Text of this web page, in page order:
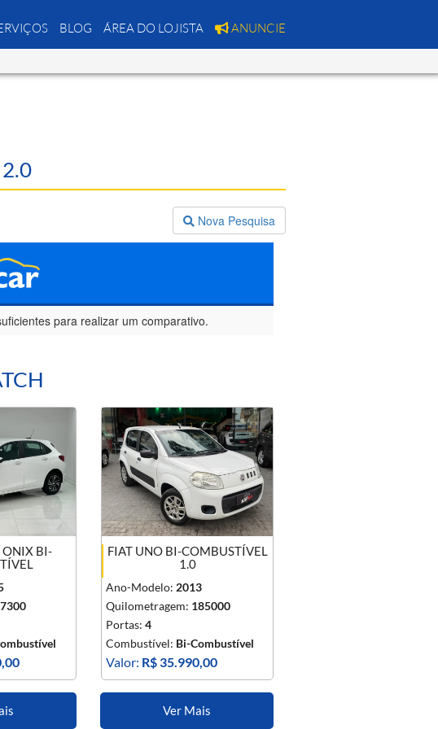
BLOG ÁREA DO LOJISTA ANUNCIE
Nova Pesquisa
para realizar um comparativo.
ONIX BI-
FIAT UNO BI-COMBUSTÍVEL
1.0
Ano-Modelo: 2013
Quilometragem: 185000
Portas: 4
Combustível: Bi-Combustível
Valor: R$ 35.990,00
Ver Mais